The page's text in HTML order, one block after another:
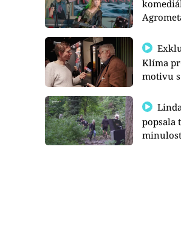
prima+
Exkluzivně: Josef
Klíma
motivu
Linda Rybová
popsala